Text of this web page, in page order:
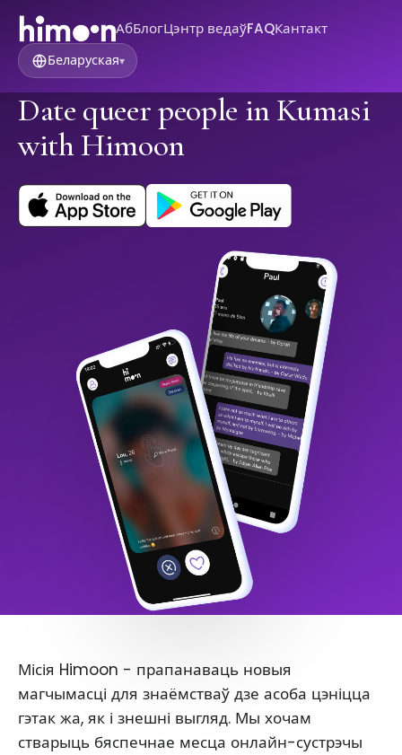
АбБлогЦэнтр ведаўFAQКантакт
Беларуская▾
Date queer people in Kumasi
with Himoon
Місія Himoon - прапанаваць новыя
магчымасці для знаёмстваў дзе асоба цэніцца
гэтак жа, як і знешні выгляд. Мы хочам
стварыць бяспечнае месца онлайн-сустрэчы